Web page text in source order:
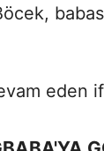
eden